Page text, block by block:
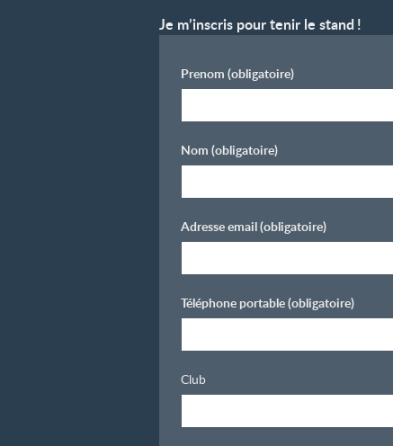
Je m’inscris pour tenir le stand !
Prenom (obligatoire)
Nom (obligatoire)
Adresse email(obligatoire)
Téléphone portable(obligatoire)
Club